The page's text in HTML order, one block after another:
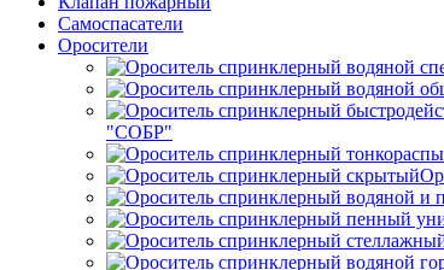
Самоспасатели
Оросители
"СОБР"